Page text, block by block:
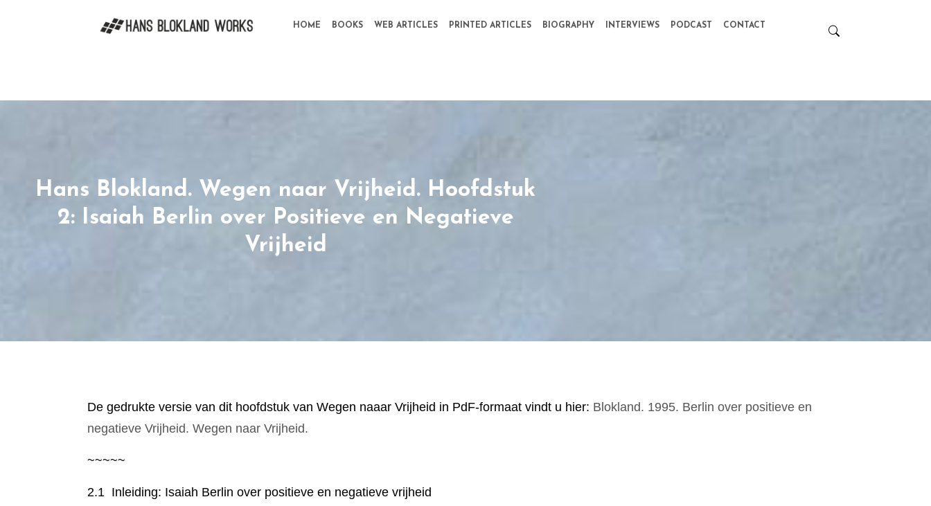
HOME BOOKS WEB ARTICLES PRINTED ARTICLES BIOGRAPHY INTERVIEWS PODCAST CONTACT
Hans Blokland. Wegen naar Vrijheid. Hoofdstuk
2: Isaiah Berlin over Positieve en Negatieve
Vrijheid
De gedrukte versie van dit hoofdstuk van Wegen naaar Vrijheid in PdF-formaat vindt u hier: Blokland. 1995. Berlin over positieve en
negatieve Vrijheid. Wegen naar Vrijheid.
~~~~~
2.1 Inleiding: Isaiah Berlin over positieve en negatieve vrijheid